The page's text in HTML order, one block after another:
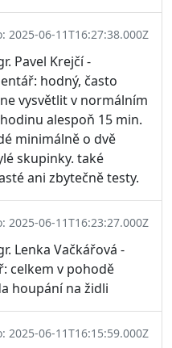
2025-06-11T16:27:38.000Z
Pavel Krejčí -
hodný, často
vysvětlit v normálním
alespoň 15 min.
minimálně o dvě
skupinky. také
ani zbytečně testy.
2025-06-11T16:23:27.000Z
Lenka Vačkářová -
celkem v pohodě
houpání na židli
2025-06-11T16:15:59.000Z